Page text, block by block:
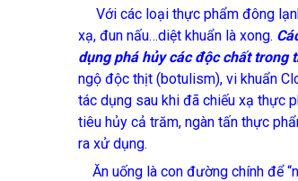
Với các loại thực phẩm đông
xạ, đun nấu…diệt khuẩn là xong.
dụng phá hủy các độc chất trong
ngộ độc thịt (botulism), vi khuẩn
tác dụng sau khi đã chiếu xạ thực
tiêu hủy cả trăm, ngàn tấn thực
ra xử dụng.
Ăn uống là con đường chính để